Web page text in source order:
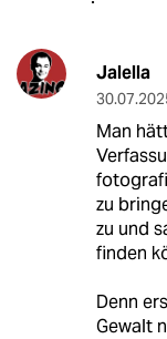
Jalella
Man
zu
zu und
finden
Denn
Gewalt